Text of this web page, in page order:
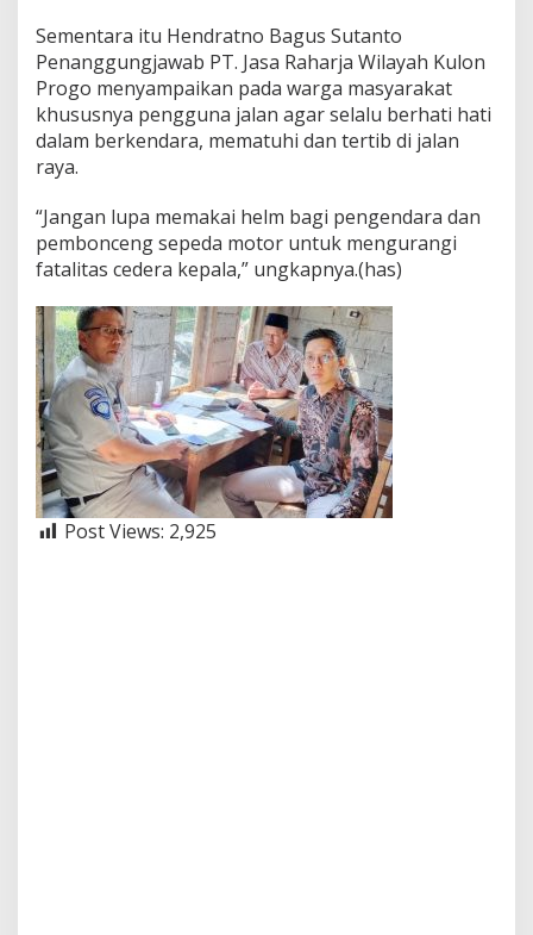
Sementara itu Hendratno Bagus Sutanto
Penanggungjawab PT. Jasa Raharja Wilayah Kulon
Progo menyampaikan pada warga masyarakat
khususnya pengguna jalan agar selalu berhati hati
dalam berkendara, mematuhi dan tertib di jalan
raya.
“Jangan lupa memakai helm bagi pengendara dan
pembonceng sepeda motor untuk mengurangi
fatalitas cedera kepala,” ungkapnya.(has)
Post Views: 2,925